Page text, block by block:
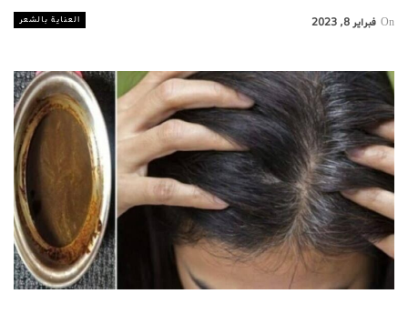
العناية بالشعر On فبراير 8, 2023